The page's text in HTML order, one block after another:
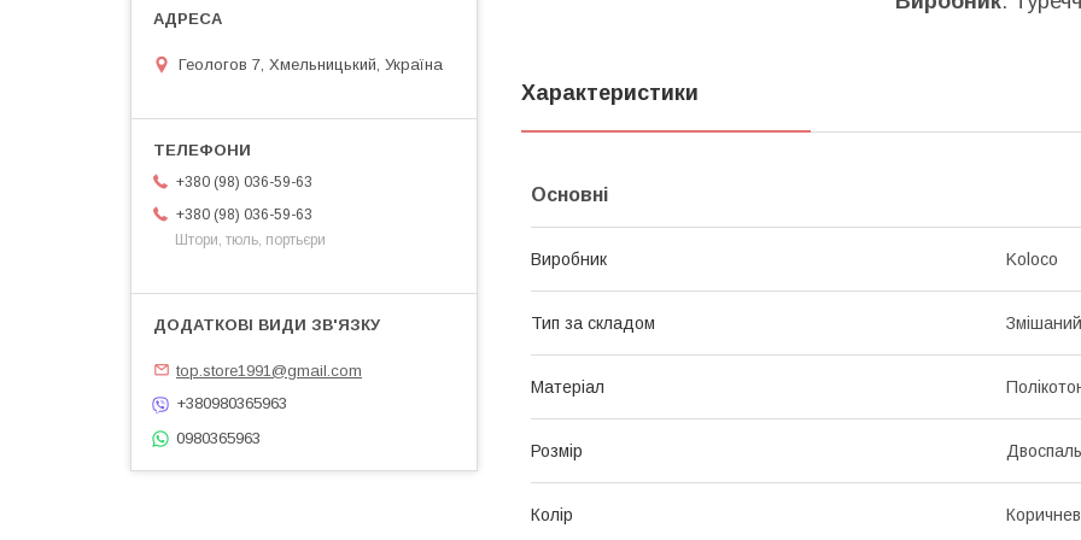
Характеристики
Основні
Виробник Koloco
Тип за складом Змішаний
Матеріал
Розмір
Колір
Геологов 7, Хмельницький, Україна
+380 (98) 036-59-63
+380 (98) 036-59-63
Штори, тюль, портьєри
top.store1991@gmail.com
+380980365963
0980365963